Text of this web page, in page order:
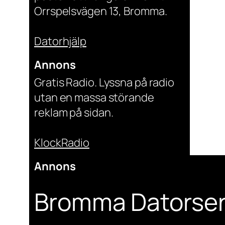
Orrspelsvägen 13, Bromma.
Datorhjälp
Annons
Gratis Radio. Lyssna på radio
utan en massa störande
reklam på sidan.
KlockRadio
Annons
Bromma